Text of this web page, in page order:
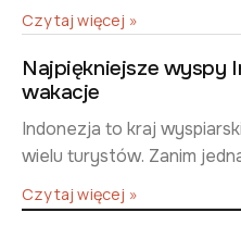
Czytaj więcej »
Najpiękniejsze wyspy
wakacje
Indonezja to kraj
wielu turystów. Zanim
Czytaj więcej »